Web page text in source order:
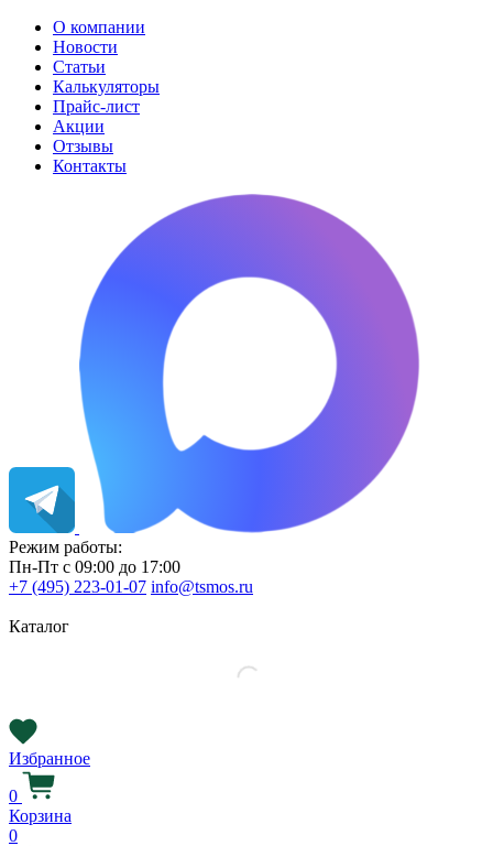
О компании
Новости
Статьи
Калькуляторы
Прайс-лист
Акции
Отзывы
Контакты
Режим работы:
Пн-Пт с 09:00 до 17:00
+7 (495) 223-01-07 info@tsmos.ru
Каталог
Избранное
0
Корзина
0